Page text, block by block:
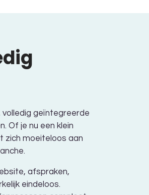
geïntegreerde
Of je nu een klein
zich moeiteloos aan
afspraken,
eindeloos.